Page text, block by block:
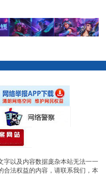
字以及内容数据庞杂本站无法一一
合法权益的内容，请联系我们，本